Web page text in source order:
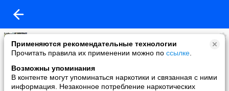
Применяются рекомендательные технологии
Прочитать правила их применении можно по ссылке
Возможны упоминания
В контенте могут упоминаться наркотики и связанная с ними
информация. Незаконное потребление наркотических
Натали
added a photo
24 May в 00:58